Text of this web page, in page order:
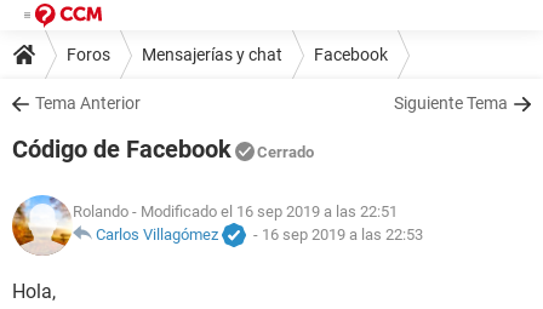
Foros Mensajerías y chat Facebook
Tema Anterior Siguiente Tema
Código de Facebook Cerrado
Rolando - Modificado el 16 sep 2019 a las 22:51
Carlos Villagómez
- 16 sep 2019 a las 22:53
Hola,